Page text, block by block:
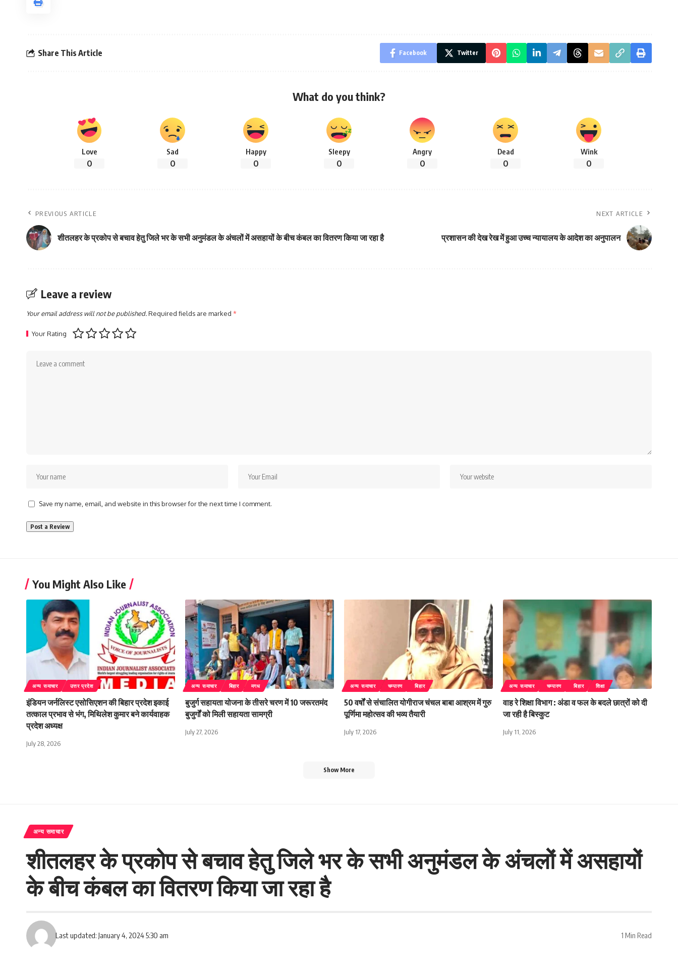
Share This Article Facebook Twitter
What do you think?
Love
0
Sad
0
Happy
0
Sleepy
0
Angry
0
Dead
0
Wink
0
PREVIOUS ARTICLE
शीतलहर के प्रकोप से बचाव हेतु जिले भर के सभी अनुमंडल के अंचलों में असहायों के बीच कंबल का वितरण किया जा रहा है
NEXT ARTICLE
प्रशासन की देख रेख में हुआ उच्च न्यायालय के आदेश का अनुपालन
Leave a review
Your email address will not be published.Required fields are marked *
Your Rating
Save my name, email, and website in this browser for the next time I comment.
You Might Also Like
अन्य समाचार उत्तर प्रदेश
इंडियन जर्नलिस्ट एसोसिएशन की बिहार प्रदेश इकाई
तत्काल प्रभाव से भंग, मिथिलेश कुमार बने कार्यवाहक
प्रदेश अध्यक्ष
July 28, 2026
अन्य समाचार बिहार मगध
बुजुर्ग सहायता योजना के तीसरे चरण में 10 जरूरतमंद
बुजुर्गों को मिली सहायता सामग्री
July 27, 2026
अन्य समाचार चम्पारण बिहार
50 वर्षों से संचालित योगीराज चंचल बाबा आश्रम में गुरु
पूर्णिमा महोत्सव की भव्य तैयारी
July 17, 2026
अन्य समाचार चम्पारण बिहार शिक्षा
वाह रे शिक्षा विभाग : अंडा व फल के बदले छात्रों को दी
जा रही है बिस्कुट
July 11, 2026
Show More
अन्य समाचार
शीतलहर के प्रकोप से बचाव हेतु जिले भर के सभी अनुमंडल के अंचलों में असहायों
के बीच कंबल का वितरण किया जा रहा है
Last updated: January 4, 2024 5:30 am 1 Min Read